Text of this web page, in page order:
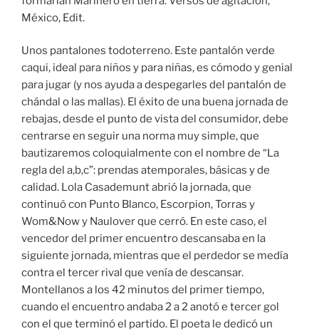
México, Edit.
Unos pantalones todoterreno. Este pantalón verde
caqui, ideal para niños y para niñas, es cómodo y genial
para jugar (y nos ayuda a despegarles del pantalón de
chándal o las mallas). El éxito de una buena jornada de
rebajas, desde el punto de vista del consumidor, debe
centrarse en seguir una norma muy simple, que
bautizaremos coloquialmente con el nombre de “La
regla del a,b,c”: prendas atemporales, básicas y de
calidad. Lola Casademunt abrió la jornada, que
continuó con Punto Blanco, Escorpion, Torras y
Wom&Now y Naulover que cerró. En este caso, el
vencedor del primer encuentro descansaba en la
siguiente jornada, mientras que el perdedor se medía
contra el tercer rival que venía de descansar.
Montellanos a los 42 minutos del primer tiempo,
cuando el encuentro andaba 2 a 2 anotó e tercer gol
con el que terminó el partido. El poeta le dedicó un